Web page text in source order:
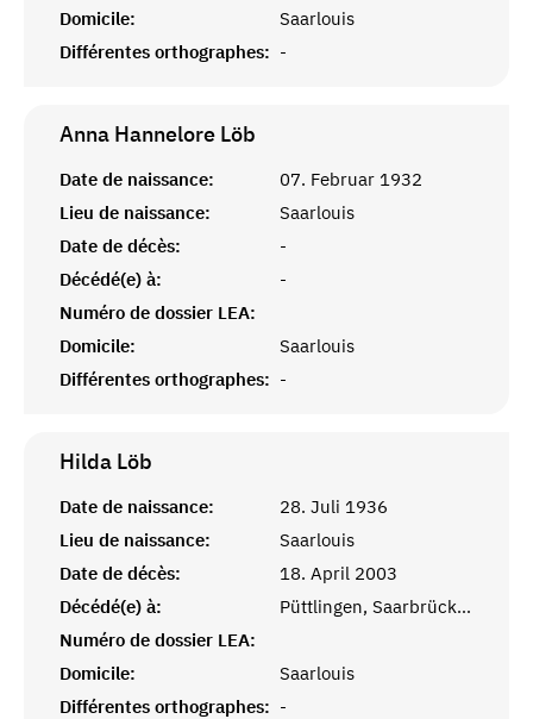
Domicile:
Saarlouis
Différentes orthographes: -
Anna Hannelore Löb
Date de naissance:
07. Februar 1932
Lieu de naissance:
Saarlouis
Date de décès:
-
Décédé(e) à:
-
Numéro de dossier LEA:
Domicile:
Saarlouis
Différentes orthographes: -
Hilda Löb
Date de naissance:
28. Juli 1936
Lieu de naissance:
Saarlouis
Date de décès:
18. April 2003
Décédé(e) à:
Püttlingen, Saarbrücken
Numéro de dossier LEA:
Domicile:
Saarlouis
Différentes orthographes: -